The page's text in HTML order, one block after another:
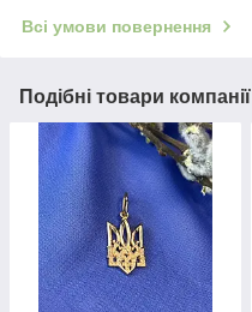
Всі умови повернення
Подібні товари компанії